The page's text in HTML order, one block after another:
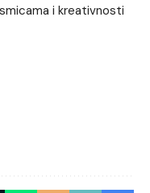
i kreativnosti